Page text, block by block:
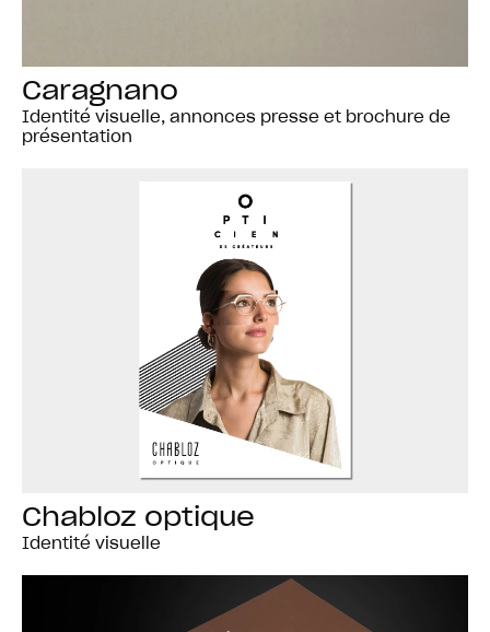
Caragnano
Identité visuelle, annonces presse et brochure de
présentation
Chabloz optique
Identité visuelle